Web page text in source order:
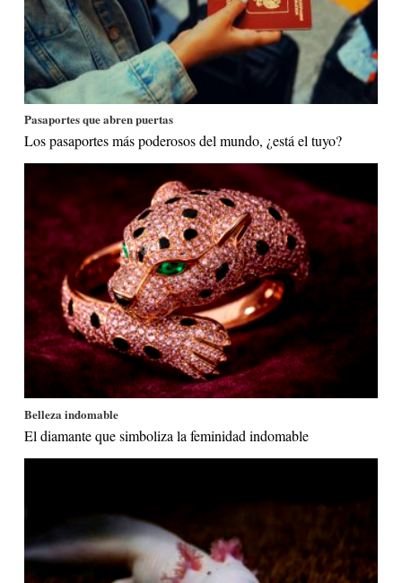
Pasaportes que abren puertas
Los pasaportes más poderosos del mundo, ¿está el tuyo?
Belleza indomable
El diamante que simboliza la feminidad indomable